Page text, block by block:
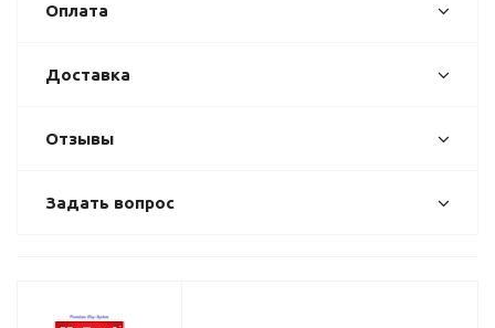
Оплата
Доставка
Отзывы
Задать вопрос